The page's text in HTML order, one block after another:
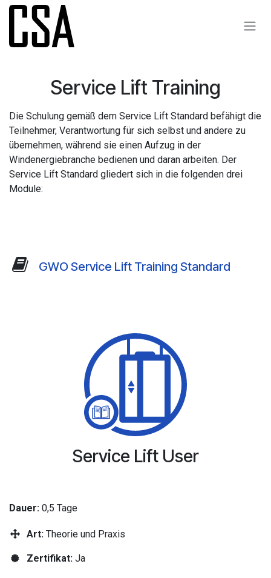
Zum Inhalt springen
Service​ Lift Training
Die Schulung gemäß dem Service Lift Standard befähigt die
Teilnehmer, Verantwortung für sich selbst und andere zu
übernehmen, während sie einen Aufzug in der
Windenergiebranche bedienen und daran arbeiten. Der
Service Lift Standard gliedert sich in die folgenden drei
Module:
GWO Service Lift Training Standard
Service Lift User
Dauer: 0,5 Tage
Art: Theorie und Praxis
Zertifikat: Ja